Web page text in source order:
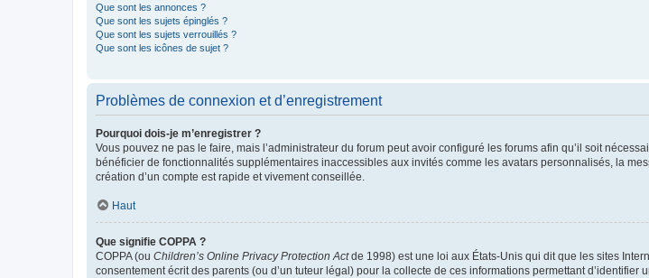
Que sont les annonces ?
Que sont les sujets épinglés ?
Que sont les sujets verrouillés ?
Que sont les icônes de sujet ?
Problèmes de connexion et d’enregistrement
Pourquoi dois-je m’enregistrer ?
Vous pouvez ne pas le faire, mais l’administrateur du forum peut avoir configuré les forums afin qu’il soit
bénéficier de fonctionnalités supplémentaires inaccessibles aux invités comme les avatars personnalisés, la
création d’un compte est rapide et vivement conseillée.
Haut
Que signifie COPPA ?
COPPA (ou Children’s Online Privacy Protection Actde 1998) est une loi aux États-Unis qui dit que les sites
consentement écrit des parents (ou d’un tuteur légal) pour la collecte de ces informations permettant